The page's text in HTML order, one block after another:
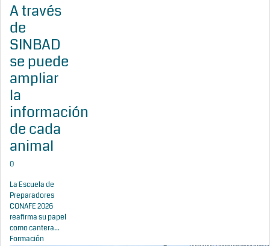
A través
de
SINBAD
se puede
ampliar
la
información
de cada
animal
0
La Escuela de
Preparadores
CONAFE 2026
reafirma su papel
como cantera...
Formación